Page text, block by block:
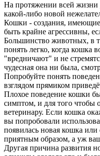
На протяжении всей жизни
какой-либо новой
Кошки - создания,
быть крайне агрессивны,
Большинство животных, в
понять легко, когда кошка
"вредничают" и не
чудесная она ни была,
Попробуйте понять
взглядом прямиком
Плохое поведение кошки
симптом, и для того чтобы
ветеринару. Если кошка
вы попробовали
появилась новая кошка
приятным образом, а уж
Другая причина развития